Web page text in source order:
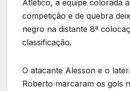
o
k
p
Atlético, a equipe colorada
competição e de quebra
negro na distante 8ª
classificação.
O atacante Alesson e o
Roberto marcaram os gols